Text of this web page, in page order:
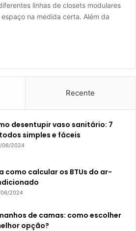
linhas de closets modulares
na medida certa. Além da
Recente
desentupir vaso sanitário: 7
simples e fáceis
06/2024
como calcular os BTUs do ar-
06/2024
de camas: como escolher
opção?